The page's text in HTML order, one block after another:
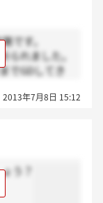
です。
られました。
でGDしてき
2013年7月8日 15:12
う？